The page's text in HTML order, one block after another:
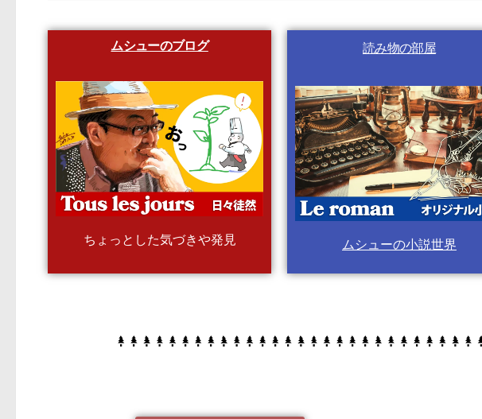
ムシューのブログ
ちょっとした気づきや発見
読み物の部屋
ムシューの小説世界